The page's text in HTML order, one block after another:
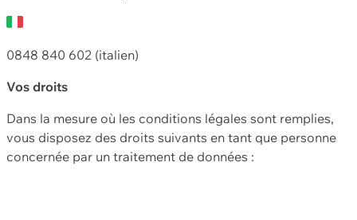
0848 840 602 (italien)
Vos droits
Dans la mesure où les conditions légales sont remplies,
vous disposez des droits suivants en tant que personne
concernée par un traitement de données :